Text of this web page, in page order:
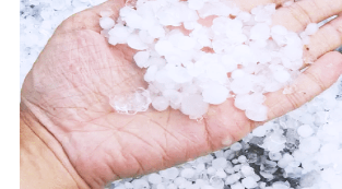
（なお、当社は複数の保険会社と取引があ
情報を取引のある他の保険会社の商品・サ
るために利用させていただくことがありま
上記に係る連絡・手続き・管理等付帯業務
3.セミナー募集サイトから取得した個人
各種セミナーの案内、開催のため
上記に係る連絡・手続き・管理等付帯業務を